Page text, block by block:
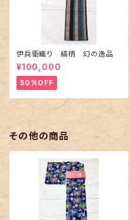
伊兵衛織り 縞柄 幻の逸品
¥100,000
50%OFF
その他の商品